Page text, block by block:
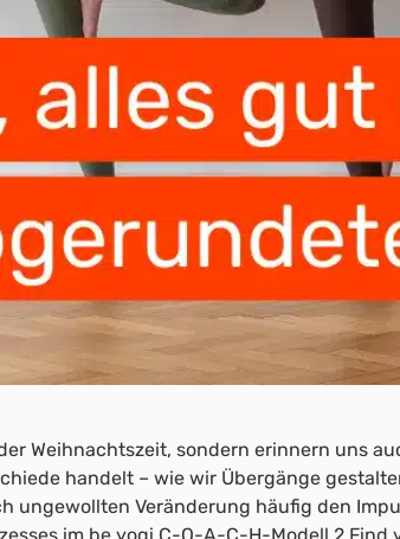
Weihnachtszeit, sondern erinnern uns
handelt – wie wir Übergänge
ungewollten Veränderung häufig den
im be yogi C-O-A-C-H-Modell 2